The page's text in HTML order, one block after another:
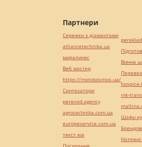
Партнери
Сережки з діамантами
alliancetechnika.ua
миралинкс
Веб мастер
https://motokosmos.ua/
Синтезатори
perevod.agency
agrotechnika.com.ua
europeservice.com.ua
текст юа
Посилання
Винна
mk-
Шафи